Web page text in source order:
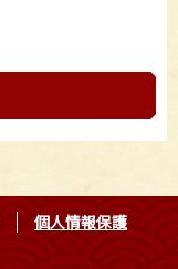
個人情報保護